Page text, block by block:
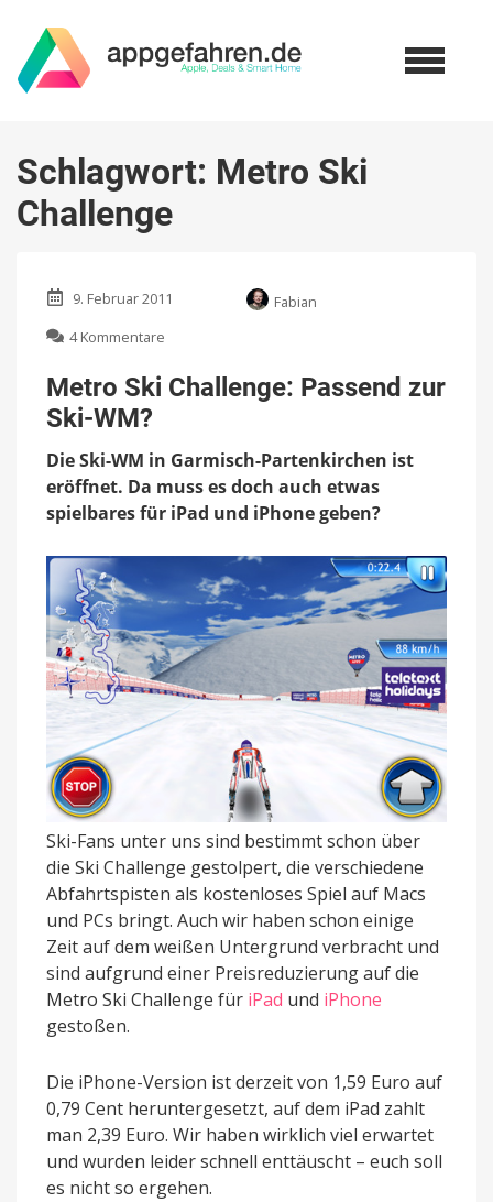
Schlagwort: Metro Ski
Challenge
9. Februar 2011
Fabian
4 Kommentare
Ski
Challenge:
Ski-
WM?
Metro Ski Challenge: Passend zur
Ski-WM?
Die Ski-WM in Garmisch-Partenkirchen ist
eröffnet. Da muss es doch auch etwas
spielbares für iPad und iPhone geben?
Ski-Fans unter uns sind bestimmt schon über
die Ski Challenge gestolpert, die verschiedene
Abfahrtspisten als kostenloses Spiel auf Macs
und PCs bringt. Auch wir haben schon einige
Zeit auf dem weißen Untergrund verbracht und
sind aufgrund einer Preisreduzierung auf die
Metro Ski Challenge für iPad und iPhone
gestoßen.
Die iPhone-Version ist derzeit von 1,59 Euro auf
0,79 Cent heruntergesetzt, auf dem iPad zahlt
man 2,39 Euro. Wir haben wirklich viel erwartet
und wurden leider schnell enttäuscht – euch soll
es nicht so ergehen.